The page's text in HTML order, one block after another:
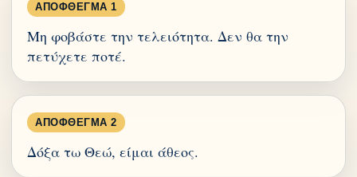
ΑΠΌΦΘΕΓΜΑ 1
Μη φοβάστε την τελειότητα. Δεν θα την
πετύχετε ποτέ.
ΑΠΌΦΘΕΓΜΑ 2
Δόξα τω Θεώ, είμαι άθεος.